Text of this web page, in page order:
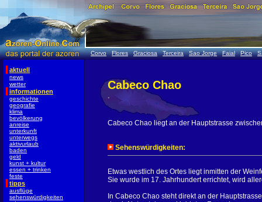
Corvo Flores Graciosa Terceira Sao Jorge Faial Pico
aktuell
news
wetter
informationen
geschichte
geografie
klima
bevölkerung
anreise
unterkunft
unterwegs
aktivurlaub
baden
geld
kunst + kultur
essen + trinken
feste
tipps
ausflüge
sehenswürdigkeiten
Cabeco Chao
.
Cabeco Chao liegt an der Hauptstrasse
Sehenswürdigkeiten:
Etwas westlich des Ortes liegt inmitten der
Sie wurde im 17. Jahrhundert errichtet, wird
In Cabeco Chao steht direkt an der